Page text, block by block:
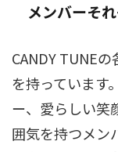
メンバーそ
CANDY TUNE
を持っています
ー、愛らしい笑
囲気を持つメン